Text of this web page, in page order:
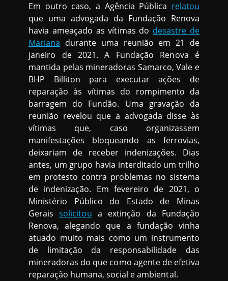
Em outro caso, a Agência Pública relatou
que uma advogada da Fundação Renova
havia ameaçado as vítimas do desastre de
Mariana durante uma reunião em 21 de
janeiro de 2021. A Fundação Renova é
mantida pelas mineradoras Samarco, Vale e
BHP Billiton para executar ações de
reparação às vítimas do rompimento da
barragem do Fundão. Uma gravação da
reunião revelou que a advogada disse às
vítimas que, caso organizassem
manifestações bloqueando as ferrovias,
deixariam de receber indenizações. Dias
antes, um grupo havia interditado um trilho
em protesto contra problemas no sistema
de indenização. Em fevereiro de 2021, o
Ministério Público do Estado de Minas
Geraissolicitou a extinção da Fundação
Renova, alegando que a fundação vinha
atuado muito mais como um instrumento
de limitação da responsabilidade das
mineradoras do que como agente de efetiva
reparação humana, social e ambiental.